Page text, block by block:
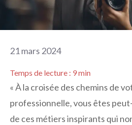
21 mars 2024
Temps de lecture : 9min
« À la croisée des chemins de
professionnelle, vous êtes
de ces métiers inspirants qui